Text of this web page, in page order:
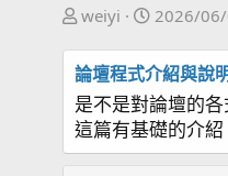
主
發
起
人
weiyi
開
日
期
2026/
論壇程式介紹與說
是不是對論壇的
這篇有基礎的介